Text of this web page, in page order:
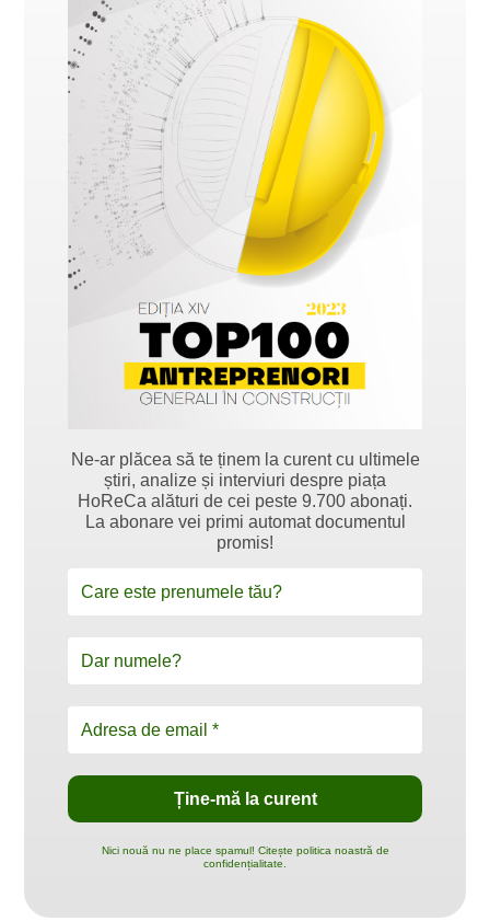
Ne-ar plăcea să te ținem la curent cu ultimele
știri, analize și interviuri despre piața
HoReCa alături de cei peste 9.700 abonați.
La abonare vei primi automat documentul
promis!
Nici nouă nu ne place spamul! Citește politica noastră de
confidențialitate.